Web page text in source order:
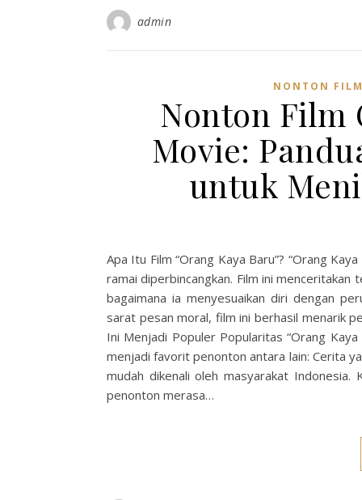
admin
NONTON
Nonton Film
Movie:
untuk
Apa Itu Film “Orang Kaya Baru”? “Orang
ramai diperbincangkan. Film ini
bagaimana ia menyesuaikan diri dengan
sarat pesan moral, film ini berhasil menarik
Ini Menjadi Populer Popularitas “Orang
menjadi favorit penonton antara lain: Cerita
mudah dikenali oleh masyarakat
penonton merasa…